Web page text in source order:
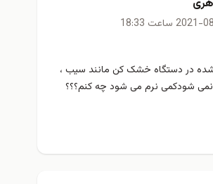
27 ساعت 18:33
در دستگاه خشک کن مانند سیب ،
شودکمی نرم می شود چه کنم؟؟؟